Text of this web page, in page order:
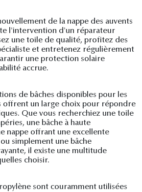
de la nappe des auvents
l'intervention d'un réparateur
une toile de qualité, profitez des
et entretenez régulièrement
une protection solaire
accrue.
de bâches disponibles pour les
offrent un large choix pour répondre
Que vous recherchiez une toile
une bâche à haute
nappe offrant une excellente
simplement une bâche
il existe une multitude
choisir.
sont couramment utilisées